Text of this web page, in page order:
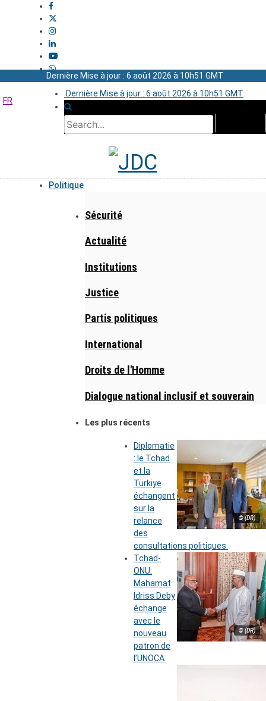
Dernière Mise à jour : 6 août 2026 à 10h51 GMT
Dernière Mise à jour : 6 août 2026 à 10h51 GMT
FR
Politique
Sécurité
Actualité
Institutions
Justice
Partis politiques
International
Droits de l'Homme
Dialogue national inclusif et souverain
Les plus récents
© (DR)
Diplomatie
: le Tchad
et la
Türkiye
échangent
sur la
relance
des
consultations politiques
© (DR)
Tchad-
ONU:
Mahamat
Idriss Deby
échange
avec le
nouveau
patron de
l’UNOCA